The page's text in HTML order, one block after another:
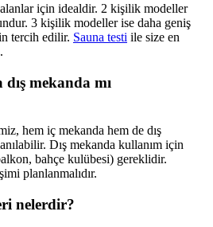
için idealdir. 2 kişilik modeller
3 kişilik modeller ise daha geniş
tercih edilir. Sauna testi ile size en
mekanda mı
hem iç mekanda hem de dış
Dış mekanda kullanım için
bahçe kulübesi) gereklidir.
planlanmalıdır.
nelerdir?